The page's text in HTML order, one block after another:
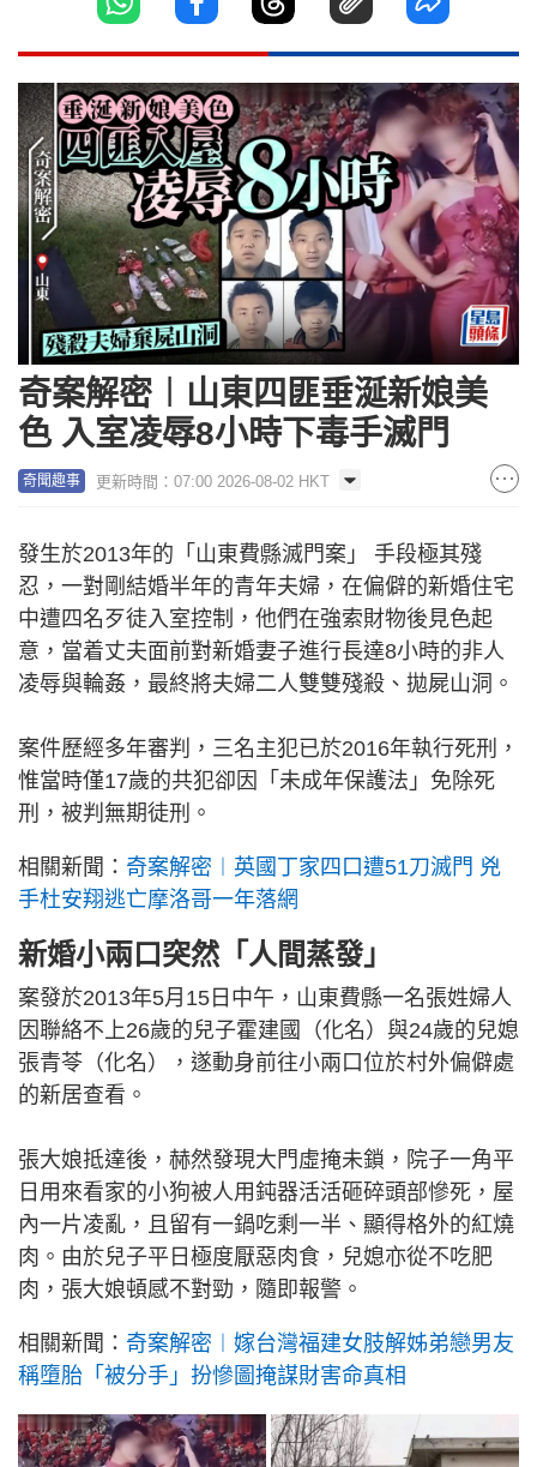
奇案解密︱山東四匪垂涎新娘美
色 入室凌辱8小時下毒手滅門
奇聞趣事 更新時間：07:00 2026-08-02 HKT
發生於2013年的「山東費縣滅門案」 手段極其殘
忍，一對剛結婚半年的青年夫婦，在偏僻的新婚住宅
中遭四名歹徒入室控制，他們在強索財物後見色起
意，當着丈夫面前對新婚妻子進行長達8小時的非人
凌辱與輪姦，最終將夫婦二人雙雙殘殺、拋屍山洞。
案件歷經多年審判，三名主犯已於2016年執行死刑，
惟當時僅17歲的共犯卻因「未成年保護法」免除死
刑，被判無期徒刑。
相關新聞： 奇案解密︱英國丁家四口遭51刀滅門 兇
手杜安翔逃亡摩洛哥一年落網
新婚小兩口突然「人間蒸發」
案發於2013年5月15日中午，山東費縣一名張姓婦人
因聯絡不上26歲的兒子霍建國（化名）與24歲的兒媳
張青苓（化名），遂動身前往小兩口位於村外偏僻處
的新居查看。
張大娘抵達後，赫然發現大門虛掩未鎖，院子一角平
日用來看家的小狗被人用鈍器活活砸碎頭部慘死，屋
內一片凌亂，且留有一鍋吃剩一半、顯得格外的紅燒
肉。由於兒子平日極度厭惡肉食，兒媳亦從不吃肥
肉，張大娘頓感不對勁，隨即報警。
相關新聞： 奇案解密︱嫁台灣福建女肢解姊弟戀男友
稱墮胎「被分手」扮慘圖掩謀財害命真相